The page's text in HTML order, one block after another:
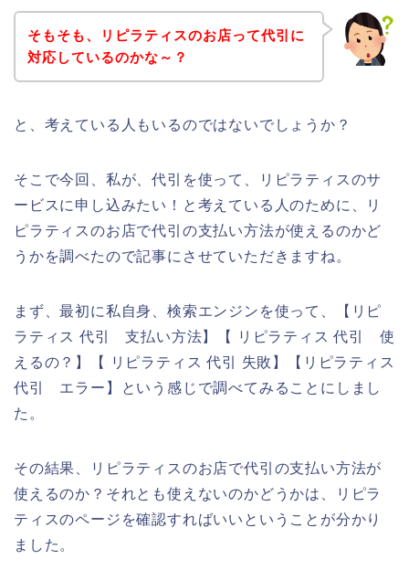
そもそも、リピラティスのお店って代引に
対応しているのかな～？
と、考えている人もいるのではないでしょうか？
そこで今回、私が、代引を使って、リピラティスのサ
ービスに申し込みたい！と考えている人のために、リ
ピラティスのお店で代引の支払い方法が使えるのかど
うかを調べたので記事にさせていただきますね。
まず、最初に私自身、検索エンジンを使って、【リピ
ラティス 代引 支払い方法】【 リピラティス 代引 使
えるの？】【 リピラティス 代引 失敗】【リピラティス
代引 エラー】という感じで調べてみることにしまし
た。
その結果、リピラティスのお店で代引の支払い方法が
使えるのか？それとも使えないのかどうかは、リピラ
ティスのページを確認すればいいということが分かり
ました。